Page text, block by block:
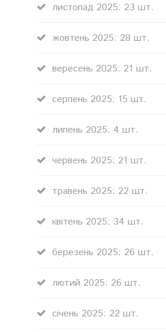
листопад 2025: 23 шт.
жовтень 2025: 28 шт.
вересень 2025: 21 шт.
серпень 2025: 15 шт.
липень 2025: 4 шт.
червень 2025: 21 шт.
травень 2025: 22 шт.
квітень 2025: 34 шт.
березень 2025: 26 шт.
лютий 2025: 26 шт.
січень 2025: 22 шт.